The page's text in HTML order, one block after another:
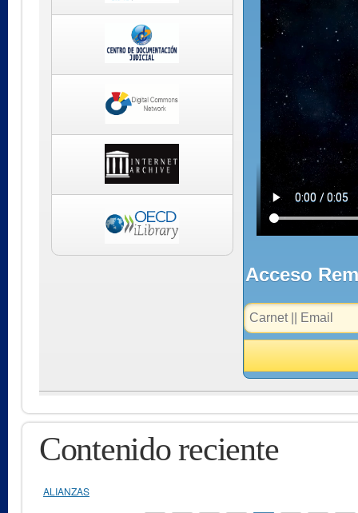
Contenido reciente
ALIANZAS